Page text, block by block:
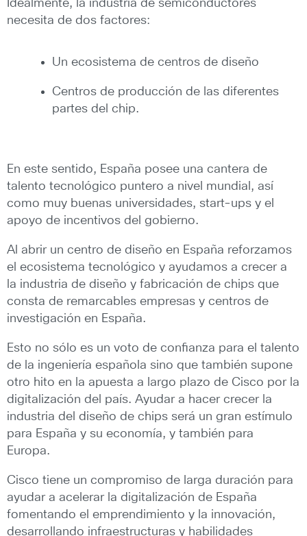
Idealmente, la industria de semiconductores
necesita de dos factores:
Un ecosistema de centros de diseño
Centros de producción de las diferentes
partes del chip.
En este sentido, España posee una cantera de
talento tecnológico puntero a nivel mundial, así
como muy buenas universidades, start-ups y el
apoyo de incentivos del gobierno.
Al abrir un centro de diseño en España reforzamos
el ecosistema tecnológico y ayudamos a crecer a
la industria de diseño y fabricación de chips que
consta de remarcables empresas y centros de
investigación en España.
Esto no sólo es un voto de confianza para el talento
de la ingeniería española sino que también supone
otro hito en la apuesta a largo plazo de Cisco por la
digitalización del país. Ayudar a hacer crecer la
industria del diseño de chips será un gran estímulo
para España y su economía, y también para
Europa.
Cisco tiene un compromiso de larga duración para
ayudar a acelerar la digitalización de España
fomentando el emprendimiento y la innovación,
desarrollando infraestructuras y habilidades